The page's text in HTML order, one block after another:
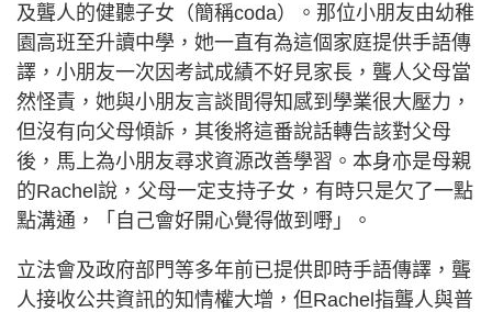
及聾人的健聽子女（簡稱coda）。那位小朋友由幼稚
園高班至升讀中學，她一直有為這個家庭提供手語傳
譯，小朋友一次因考試成績不好見家長，聾人父母當
然怪責，她與小朋友言談間得知感到學業很大壓力，
但沒有向父母傾訴，其後將這番說話轉告該對父母
後，馬上為小朋友尋求資源改善學習。本身亦是母親
的Rachel說，父母一定支持子女，有時只是欠了一點
點溝通，「自己會好開心覺得做到嘢」。
立法會及政府部門等多年前已提供即時手語傳譯，聾
人接收公共資訊的知情權大增，但Rachel指聾人與普